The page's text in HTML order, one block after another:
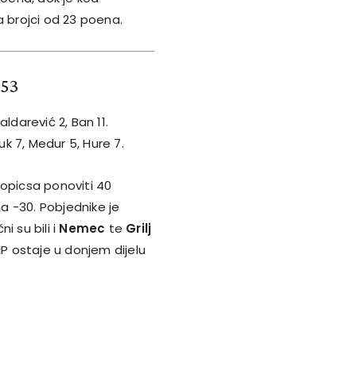
od 23 poena.
2, Ban 11.
7, Medur 5, Hure 7.
ponoviti 40
-30. Pobjednike je
su bili i Nemec te Grilj
ostaje u donjem dijelu